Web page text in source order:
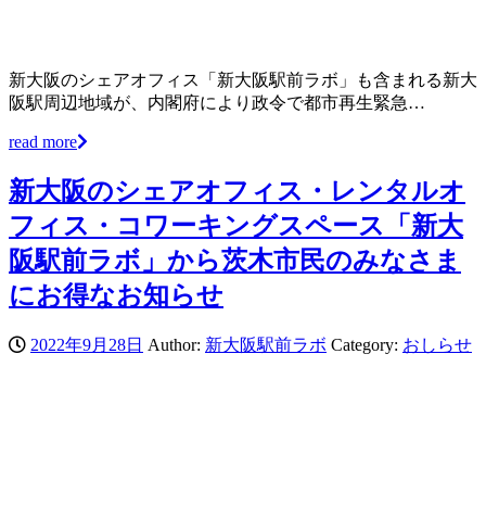
新大阪のシェアオフィス「新大阪駅前ラボ」も含まれる新大
阪駅周辺地域が、内閣府により政令で都市再生緊急…
read more
新大阪のシェアオフィス・レンタルオ
フィス・コワーキングスペース「新大
阪駅前ラボ」から茨木市民のみなさま
にお得なお知らせ
2022年9月28日 Author: 新大阪駅前ラボ Category: おしらせ